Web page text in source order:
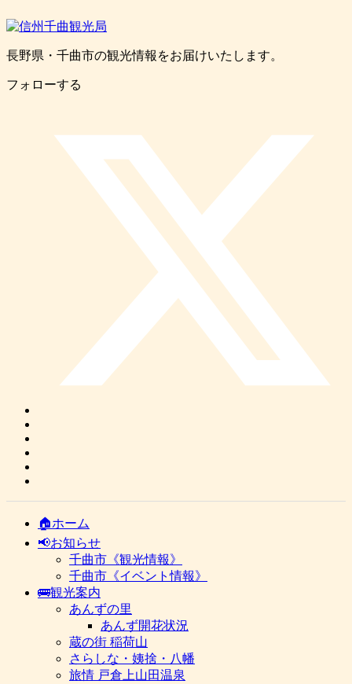
長野県・千曲市の観光情報をお届けいたします。
フォローする
🏠ホーム
📢お知らせ
千曲市《観光情報》
千曲市《イベント情報》
🚌観光案内
あんずの里
あんず開花状況
蔵の街 稲荷山
さらしな・姨捨・八幡
旅情 戸倉上山田温泉